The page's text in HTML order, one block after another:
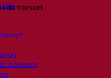
Use
boissons
de froment